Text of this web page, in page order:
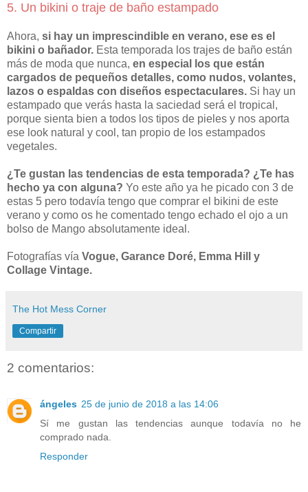
5. Un bikini o traje de baño estampado
Ahora, si hay un imprescindible en verano, ese es el
bikini o bañador. Esta temporada los trajes de baño están
más de moda que nunca, en especial los que están
cargados de pequeños detalles, como nudos, volantes,
lazos o espaldas con diseños espectaculares. Si hay un
estampado que verás hasta la saciedad será el tropical,
porque sienta bien a todos los tipos de pieles y nos aporta
ese look natural y cool, tan propio de los estampados
vegetales.
¿Te gustan las tendencias de esta temporada? ¿Te has
hecho ya con alguna? Yo este año ya he picado con 3 de
estas 5 pero todavía tengo que comprar el bikini de este
verano y como os he comentado tengo echado el ojo a un
bolso de Mango absolutamente ideal.
Fotografías vía Vogue, Garance Doré, Emma Hill y
Collage Vintage.
The Hot Mess Corner
Compartir
2 comentarios:
ángeles 25 de junio de 2018 a las 14:06
Sí me gustan las tendencias aunque todavía no he
comprado nada.
Responder